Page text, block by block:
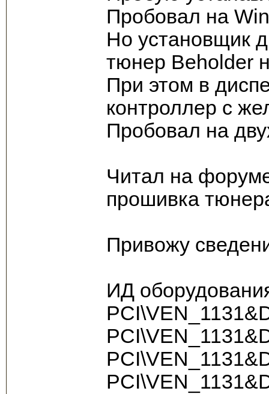
Пробовал на
Но установщик
тюнер Beholder
При этом в
контроллер с
Пробовал на
Читал на
прошивка
Привожу
ИД